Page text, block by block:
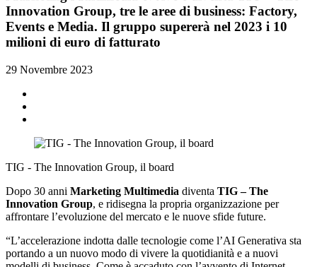
Innovation Group, tre le aree di business: Factory,
Events e Media. Il gruppo supererà nel 2023 i 10
milioni di euro di fatturato
29 Novembre 2023
TIG - The Innovation Group, il board
Dopo 30 anni Marketing Multimedia diventa TIG – The
Innovation Group, e ridisegna la propria organizzazione per
affrontare l’evoluzione del mercato e le nuove sfide future.
“L’accelerazione indotta dalle tecnologie come l’AI Generativa sta
portando a un nuovo modo di vivere la quotidianità e a nuovi